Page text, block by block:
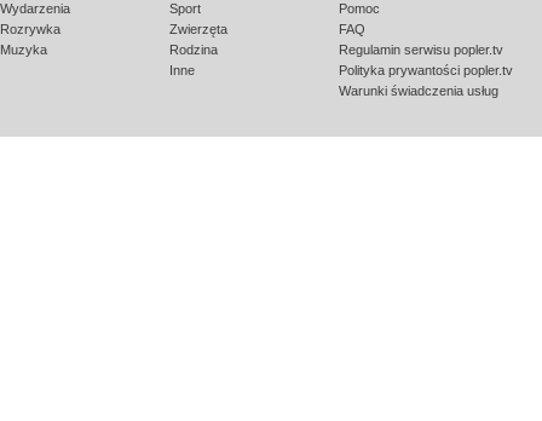
Wydarzenia
Rozrywka
Muzyka
Sport
Zwierzęta
Rodzina
Inne
Pomoc
FAQ
Regulamin serwisu popler.tv
Polityka prywantości popler.tv
Warunki świadczenia usług